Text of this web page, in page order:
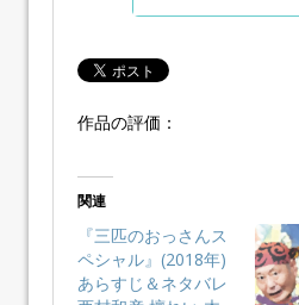
作品の評価：
関連
『三匹のおっさんス
ペシャル』(2018年)
あらすじ＆ネタバレ